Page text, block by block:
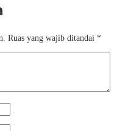
Ruas yang wajib ditandai *